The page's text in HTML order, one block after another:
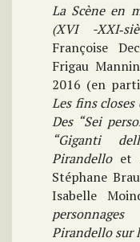
La Scène en
(XVI -
Françoise
Frigau
2016 (en
Les fins
Des “Sei
“Giganti
Pirandello et
Stéphane
Isabelle
Pirandello sur